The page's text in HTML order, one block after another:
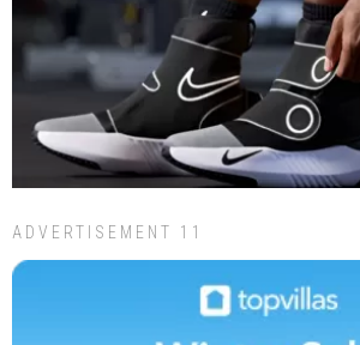
ADVERTISEMENT 11